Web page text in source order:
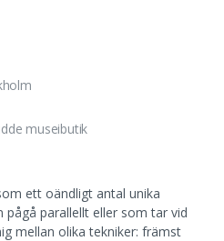
museibutik
ett oändligt antal unika
pågå parallellt eller som tar vid
mellan olika tekniker: främst